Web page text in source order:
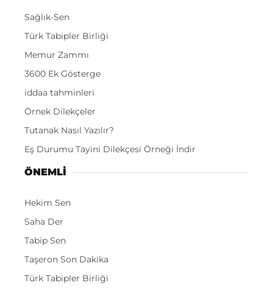
Sağlık-Sen
Türk Tabipler Birliği
Memur Zammı
3600 Ek Gösterge
iddaa tahminleri
Örnek Dilekçeler
Tutanak Nasıl Yazılır?
Eş Durumu Tayini Dilekçesi Örneği İndir
ÖNEMLI
Hekim Sen
Saha Der
Tabip Sen
Taşeron Son Dakika
Türk Tabipler Birliği